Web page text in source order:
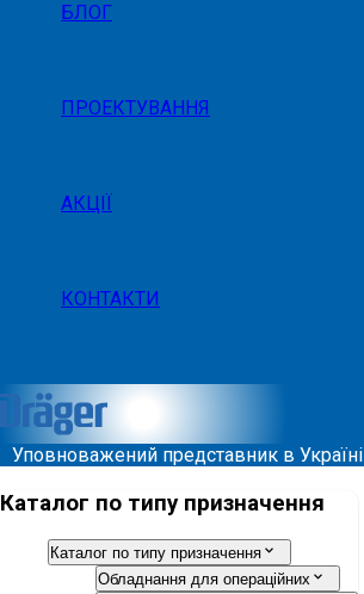
БЛОГ
ПРОЕКТУВАННЯ
АКЦІЇ
КОНТАКТИ
Уповноважений представник в Україні
Каталог по типу призначення
Каталог по типу призначення
Обладнання для операційних